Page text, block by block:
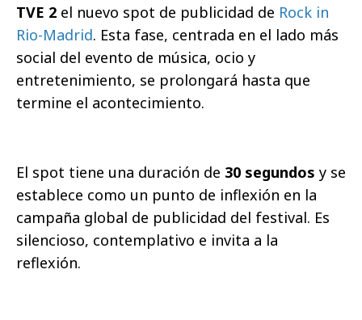
TVE 2 el nuevo spot de publicidad de Rock in
Rio-Madrid. Esta fase, centrada en el lado más
social del evento de música, ocio y
entretenimiento, se prolongará hasta que
termine el acontecimiento.
El spot tiene una duración de 30 segundos y se
establece como un punto de inflexión en la
campaña global de publicidad del festival. Es
silencioso, contemplativo e invita a la
reflexión.